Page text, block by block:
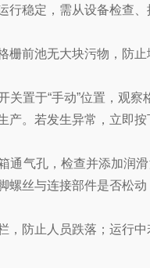
稳定，需从设备检查、
池无大块污物，防止
于“手动”位置，观察
。若发生异常，立即
气孔，检查并添加润滑
螺丝与连接部件是否松
止人员跌落；运行中